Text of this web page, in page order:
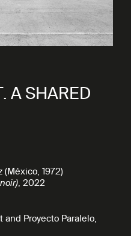
A SHARED
1972)
, 2022
Proyecto Paralelo,